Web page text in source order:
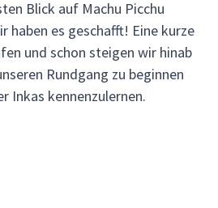
Blick auf Machu Picchu
haben es geschafft! Eine kurze
und schon steigen wir hinab
Rundgang zu beginnen
Inkas kennenzulernen.